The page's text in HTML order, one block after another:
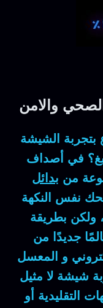
والامن
الشيشة
في أصداف
من بدائل
نفس النكهة
ولكن بطريقة
جديدًا من
و المعسل
شيشة لا مثيل
التقليدية أو